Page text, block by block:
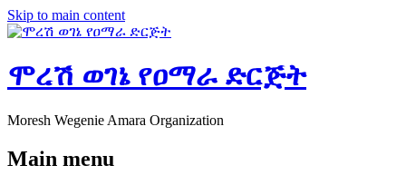
Skip to main content
ሞረሽ ወገኔ የዐማራ ድርጅት
Moresh Wegenie Amara Organization
Main menu